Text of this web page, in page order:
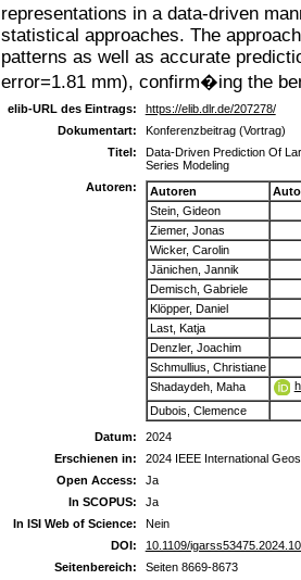
representations in a data-driven
statistical approaches. The
patterns as well as accurate
error=1.81 mm), confirm�ing the
elib-URL des Eintrags:
https://elib.dlr.de/207278/
Dokumentart:
Konferenzbeitrag (Vortrag)
Titel:
Data-Driven Prediction Of
Series Modeling
Autoren:
Autoren
Stein, Gideon
Ziemer, Jonas
Wicker, Carolin
Jänichen, Jannik
Demisch, Gabriele
Klöpper, Daniel
Last, Katja
Denzler, Joachim
Schmullius, Christiane
Shadaydeh, Maha
Dubois, Clemence
Datum:
2024
Erschienen in:
2024 IEEE International
Open Access:
Ja
In SCOPUS:
Ja
In ISI Web of Science:
Nein
DOI:
10.1109/
Seitenbereich:
Seiten 8669-8673